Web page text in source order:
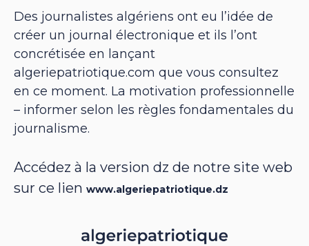
Des journalistes algériens ont eu l’idée de
créer un journal électronique et ils l’ont
concrétisée en lançant
algeriepatriotique.com que vous consultez
en ce moment. La motivation professionnelle
– informer selon les règles fondamentales du
journalisme.
Accédez à la version dz de notre site web
sur ce lien www.algeriepatriotique.dz